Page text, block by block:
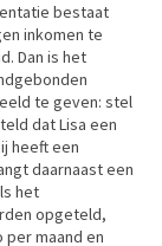
bestaat
inkomen te
Dan is het
te geven: stel
dat Lisa een
heeft een
daarnaast een
het
opgeteld,
per maand en